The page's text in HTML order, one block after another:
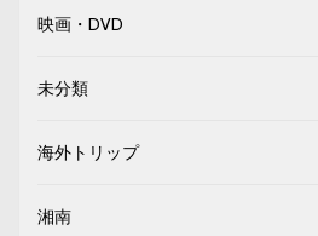
映画・DVD
未分類
海外トリップ
湘南